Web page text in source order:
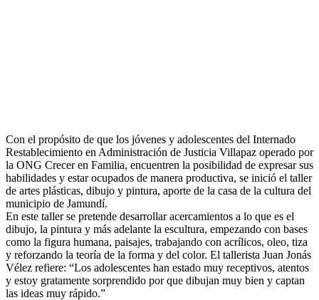
Con el propósito de que los jóvenes y adolescentes del Internado
Restablecimiento en Administración de Justicia Villapaz operado por
la ONG Crecer en Familia, encuentren la posibilidad de expresar sus
habilidades y estar ocupados de manera productiva, se inició el taller
de artes plásticas, dibujo y pintura, aporte de la casa de la cultura del
municipio de Jamundí.
En este taller se pretende desarrollar acercamientos a lo que es el
dibujo, la pintura y más adelante la escultura, empezando con bases
como la figura humana, paisajes, trabajando con acrílicos, oleo, tiza
y reforzando la teoría de la forma y del color. El tallerista Juan Jonás
Vélez refiere: “Los adolescentes han estado muy receptivos, atentos
y estoy gratamente sorprendido por que dibujan muy bien y captan
las ideas muy rápido.”